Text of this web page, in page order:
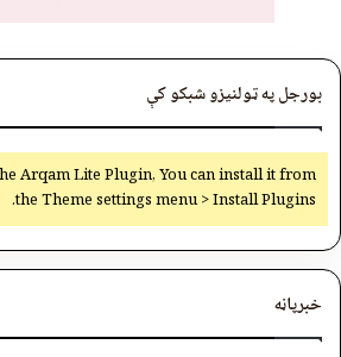
بورجل په ټولنیزو شبکو کې
Arqam Lite Plugin, You can install it from
the Theme settings menu > Install Plugins.
خبرپاڼه